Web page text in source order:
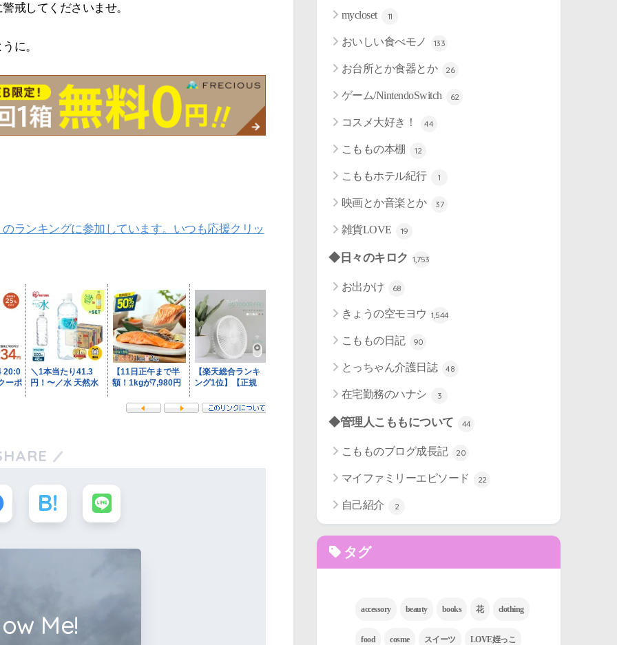
戒してくださいませ。
に。
ランキングに参加しています。いつも応援クリッ
Me!
mycloset 11
おいしい食べモノ 133
お台所とか食器とか 26
ゲーム/NintendoSwitch 62
コスメ大好き！ 44
こももの本棚 12
こももホテル紀行 1
映画とか音楽とか 37
雑貨LOVE 19
◆日々のキロク 1,753
お出かけ 68
きょうの空モヨウ 1,544
こももの日記 90
とっちゃん介護日誌 48
在宅勤務のハナシ 3
◆管理人こももについて 44
こもものブログ成長記 20
マイファミリーエピソード 22
自己紹介 2
タグ
accessory beauty books 花 clothing
food cosme スイーツ LOVE姪っこ